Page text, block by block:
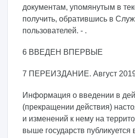
документам, упомянутым в
получить, обратившись в
пользователей. - .
6 ВВЕДЕН ВПЕРВЫЕ
7 ПЕРЕИЗДАНИЕ. Август 2019
Информация о введении в
(прекращении действия)
и изменений к нему на
выше государств публикуется